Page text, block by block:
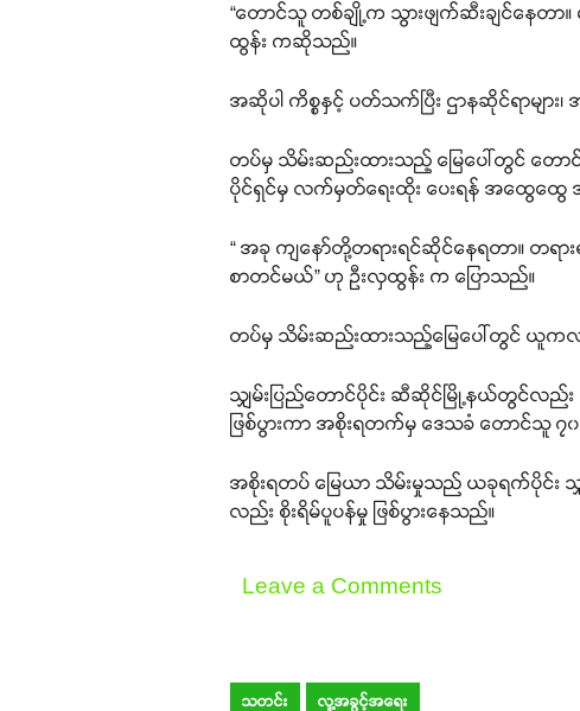
“တောင်သူ တစ်ချို့က သွားဖျက်ဆီးချင်နေတ
ထွန်း ကဆိုသည်။
အဆိုပါ ကိစ္စနှင့် ပတ်သက်ပြီး ဌာနဆိုင်ရာများ
တပ်မှ သိမ်းဆည်းထားသည့် မြေပေါ်တွင် တောင်သူ
ပိုင်ရှင်မှ လက်မှတ်ရေးထိုး ပေးရန် အထွေထွေ
“ အခု ကျနော်တို့တရားရင်ဆိုင်နေရတာ။ တရ
စာတင်မယ်” ဟု ဦးလှထွန်း က ပြောသည်။
တပ်မှ သိမ်းဆည်းထားသည့်မြေပေါ်တွင် ယူကလစ်
သျှမ်းပြည်တောင်ပိုင်း ဆီဆိုင်မြို့နယ်တွင်လည်း မ
ဖြစ်ပွားကာ အစိုးရတက်မှ ဒေသခံ တောင်သူ
အစိုးရတပ် မြေယာ သိမ်းမှုသည် ယခုရက်ပိုင်း သျှ
လည်း စိုးရိမ်ပူပန်မှု ဖြစ်ပွားနေသည်။
Leave a Comments
သတင်း လူ့အခွင့်အရေး